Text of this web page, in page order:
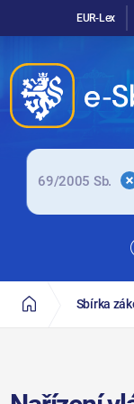
EUR-Lex
69/2005 Sb.
Sbírka